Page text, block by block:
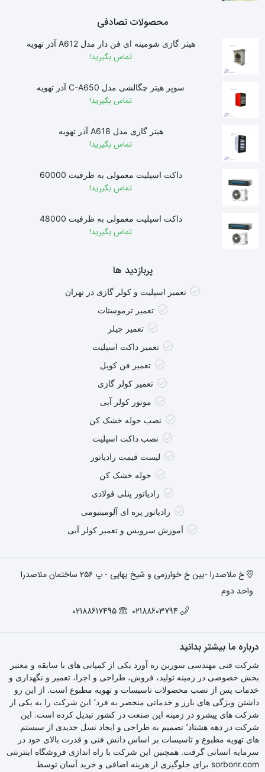
محصولات تصادفی
هیتر گازی شومینه ای فن دار مدل A612 آذر تهویه
تماس بگیرید!
سوپر هیتر چگالشی مدل C-A650 آذر تهویه
تماس بگیرید!
هیتر گازی مدل A618 آذر تهویه
تماس بگیرید!
داکت اسپلیت معمولی به ظرفیت 60000
تماس بگیرید!
داکت اسپلیت معمولی به ظرفیت 48000
تماس بگیرید!
پربازدید ها
تعمیر اسپلیت و کولر گازی در تهران
تعمیر ترموستات
تعمیر چیلر
تعمیر داکت اسپلیت
تعمیر فن کویل
تعمیر کولر گازی
موتور کولر آبی
نصب حوله خشک کن
نصب داکت اسپلیت
لیست قیمت رادیاتور
حوله خشک کن
رادیاتور پنلی فولادی
رادیاتور پره ای آلومینیومی
آموزش سرویس و تعمیر کولر آبی
خ ملاصدرا -بین خ خوارزمی و شیخ بهایی - پ ۲۵۶ ساختمان ملاصدرا
واحد دوم
02188603794
02188617495
درباره ما بیشتر بدانید
شرکت فنی مهندسی سوربن ره آورد یکی از کمپانی های با سابقه و معتبر
بخش خصوصی در زمینه تولید، فروش، طراحی و اجرا، تعمیر و نگهداری و
خدمات پس از نصب محصولات تاسیسات و تهویه مطبوع است. از این رو
داشتن ویژگی های بارز و خدماتی منحصر به فرد٬ این شرکت را به یکی از
شرکت های پیشرو در زمینه این صنعت در کشور تبدیل کرده است. این
شرکت در دهه هشتاد٬ تصمیم به طراحی و ایجاد نسل جدیدی از سیستم
های تهویه مطبوع و تاسیسات بر اساس دانش فنی و قدرت بالای خود در
سرمایه انسانی گرفت. همچنین این شرکت با راه اندازی فروشگاه اینترنتی
sorbonr.com برای جلوگیری از هزینه اضافی و خرید آسان توسط